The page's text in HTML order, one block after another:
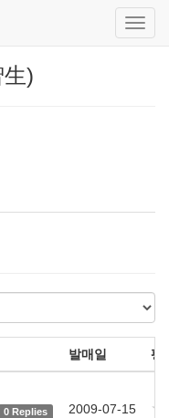
)
발매일 평
0 Replies 2009-07-15